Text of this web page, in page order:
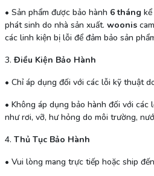
• Sản phẩm được bảo hành 6 tháng
phát sinh do nhà sản xuất. woonis
các linh kiện bị lỗi để đảm bảo sản
3. Điều Kiện Bảo Hành
• Chỉ áp dụng đối với các lỗi kỹ thuật
• Không áp dụng bảo hành đối với
như rơi, vỡ, hư hỏng do môi trường,
4. Thủ Tục Bảo Hành
• Vui lòng mang trực tiếp hoặc ship